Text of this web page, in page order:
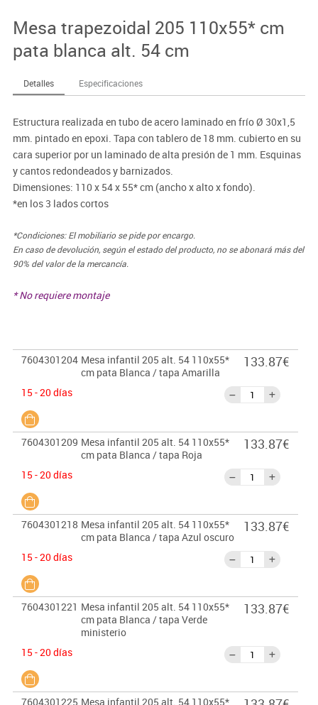
Mesa trapezoidal 205 110x55* cm
pata blanca alt. 54 cm
Detalles Especificaciones
Estructura realizada en tubo de acero laminado en frío Ø 30x1,5
mm. pintado en epoxi. Tapa con tablero de 18 mm. cubierto en su
cara superior por un laminado de alta presión de 1 mm. Esquinas
y cantos redondeados y barnizados.
Dimensiones: 110 x 54 x 55* cm (ancho x alto x fondo).
*en los 3 lados cortos
*Condiciones: El mobiliario se pide por encargo.
En caso de devolución, según el estado del producto, no se abonará más del
90% del valor de la mercancía.
* No requiere montaje
7604301204 Mesa infantil 205 alt. 54 110x55*
cm pata Blanca / tapa Amarilla
15 - 20 días
133.87€
7604301209 Mesa infantil 205 alt. 54 110x55*
cm pata Blanca / tapa Roja
15 - 20 días
133.87€
7604301218 Mesa infantil 205 alt. 54 110x55*
cm pata Blanca / tapa Azul oscuro
15 - 20 días
133.87€
7604301221 Mesa infantil 205 alt. 54 110x55*
cm pata Blanca / tapa Verde
ministerio
15 - 20 días
133.87€
7604301225 Mesa infantil 205 alt. 54 110x55*